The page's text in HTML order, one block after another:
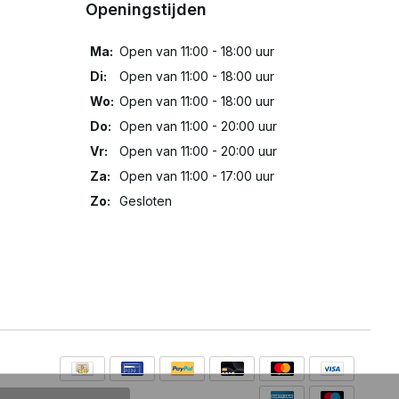
Openingstijden
Ma: Open van 11:00 - 18:00 uur
Di:
Open van 11:00 - 18:00 uur
Wo: Open van 11:00 - 18:00 uur
Do: Open van 11:00 - 20:00 uur
Vr:
Open van 11:00 - 20:00 uur
Za:
Open van 11:00 - 17:00 uur
Zo:
Gesloten